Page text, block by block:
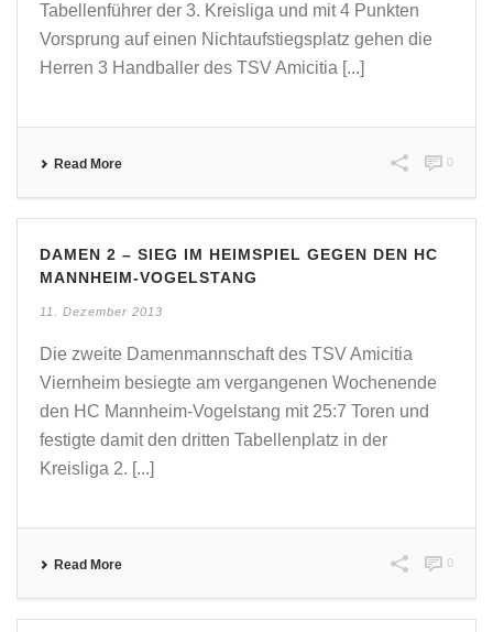
Tabellenführer der 3. Kreisliga und mit 4 Punkten
Vorsprung auf einen Nichtaufstiegsplatz gehen die
Herren 3 Handballer des TSV Amicitia [...]
Read More 0
DAMEN 2 – SIEG IM HEIMSPIEL GEGEN DEN HC
MANNHEIM-VOGELSTANG
11. Dezember 2013
Die zweite Damenmannschaft des TSV Amicitia
Viernheim besiegte am vergangenen Wochenende
den HC Mannheim-Vogelstang mit 25:7 Toren und
festigte damit den dritten Tabellenplatz in der
Kreisliga 2. [...]
Read More 0